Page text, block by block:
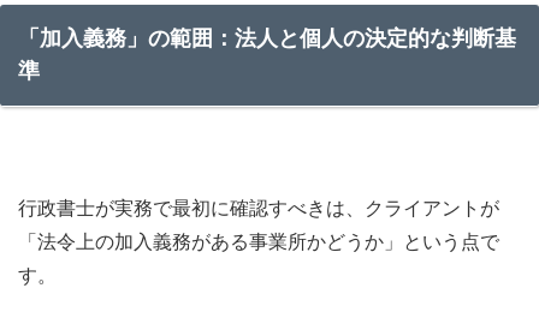
「加入義務」の範囲：法人と個人の決定的な判断基
準
行政書士が実務で最初に確認すべきは、クライアントが
「法令上の加入義務がある事業所かどうか」という点で
す。